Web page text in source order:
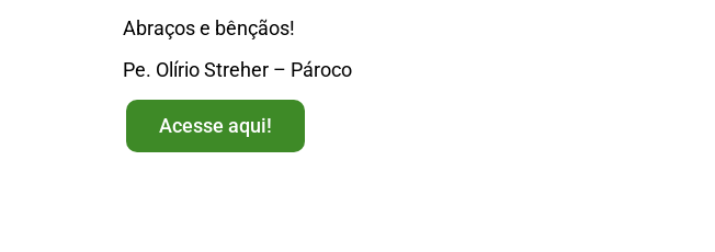
Abraços e bênçãos!
Pe. Olírio Streher – Pároco
Acesse aqui!